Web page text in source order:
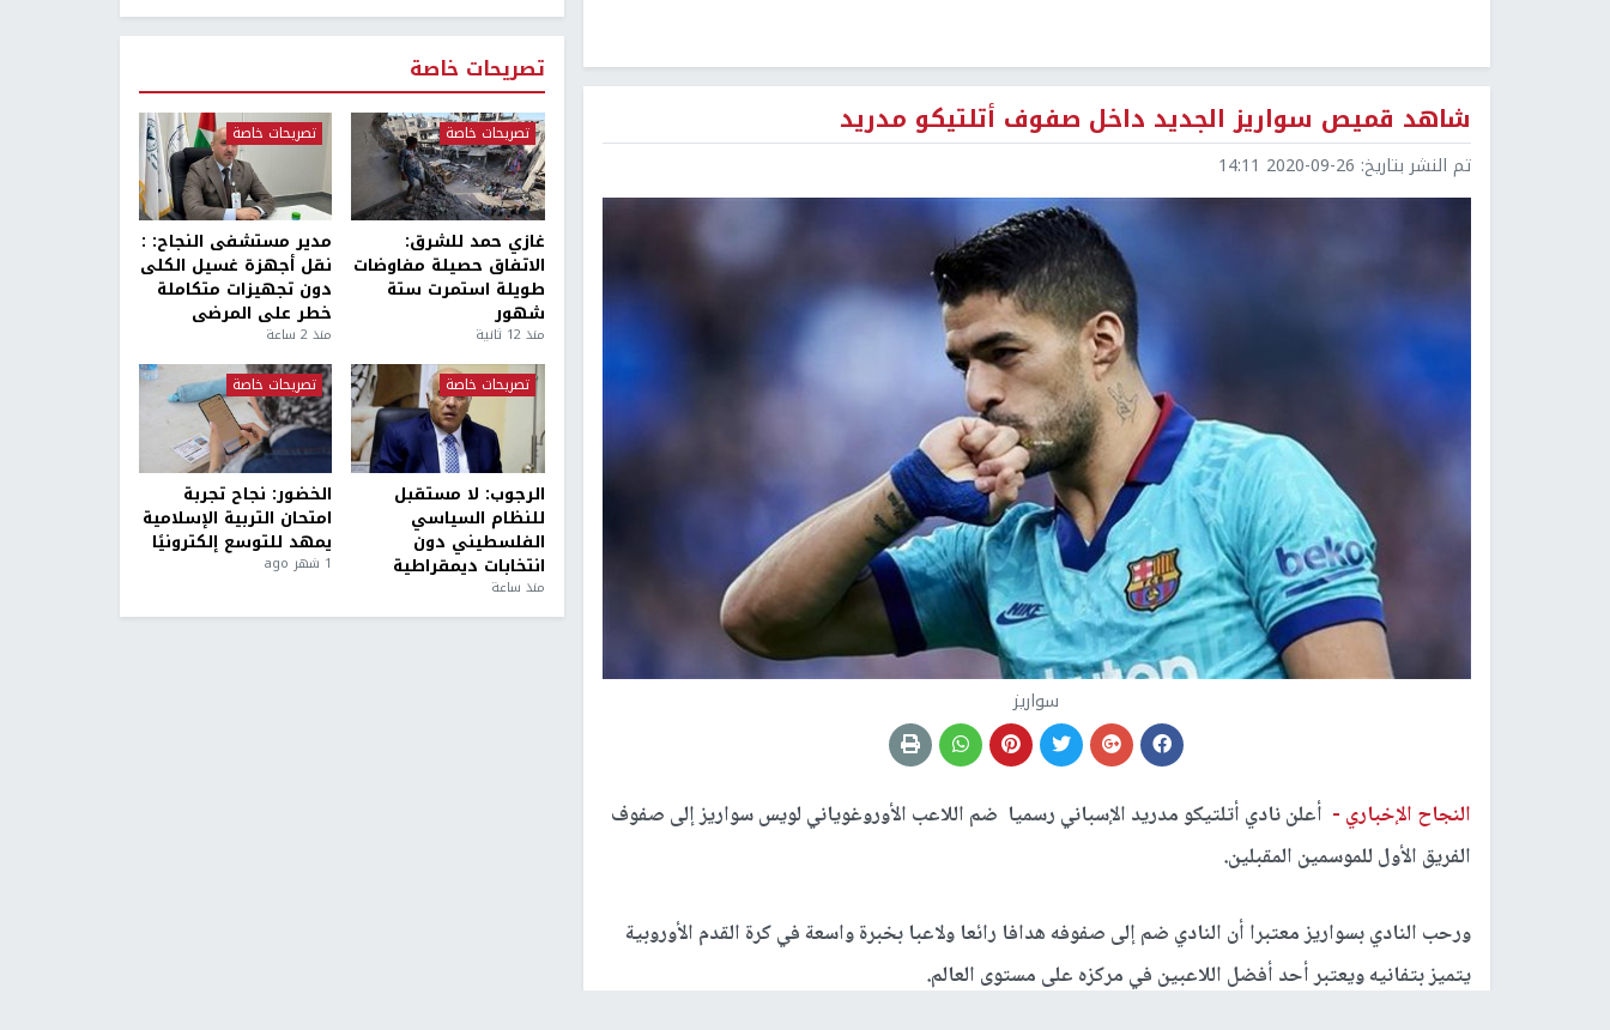
شاهد قميص سواريز الجديد داخل صفوف أتلتيكو مدريد
تم النشر بتاريخ: 2020-09-26 14:11
سواريز
النجاح الإخباري - أعلن نادي أتلتيكو مدريد الإسباني رسميا ضم اللاعب الأوروغوياني لويس سواريز إلى صفوف
الفريق الأول للموسمين المقبلين.
ورحب النادي بسواريز معتبرا أن النادي ضم إلى صفوفه هدافا رائعا ولاعبا بخبرة واسعة في كرة القدم الأوروبية
يتميز بتفانيه ويعتبر أحد أفضل اللاعبين في مركزه على مستوى العالم.
تصريحات خاصة
تصريحات خاصة
غازي حمد للشرق:
الاتفاق حصيلة مفاوضات
طويلة استمرت ستة
شهور
منذ 12 ثانية
تصريحات خاصة
مدير مستشفى النجاح: :
نقل أجهزة غسيل الكلى
دون تجهيزات متكاملة
خطر على المرضى
منذ 2 ساعة
تصريحات خاصة
الرجوب: لا مستقبل
للنظام السياسي
الفلسطيني دون
انتخابات ديمقراطية
منذ ساعة
تصريحات خاصة
الخضور: نجاح تجربة
امتحان التربية الإسلامية
يمهد للتوسع إلكترونيًا
1 شهر ago